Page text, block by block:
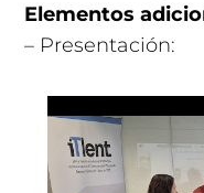
Elementos
– Presentación: